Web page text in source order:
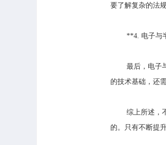
要了解复杂的法规
**4. 电子与
最后，电子
的技术基础，还
综上所述，
的。只有不断提